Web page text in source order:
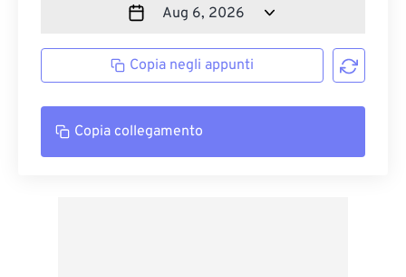
Copia negli appunti
Copia collegamento